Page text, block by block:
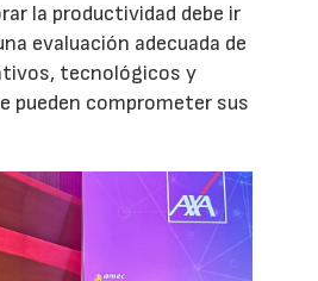
la productividad debe ir
evaluación adecuada de
tecnológicos y
pueden comprometer sus